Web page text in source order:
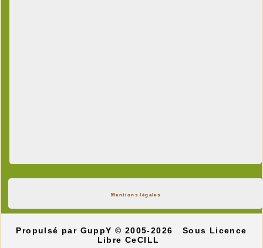
Mentions légales
Propulsé par GuppY© 2005-2026
Sous Licence
Libre CeCILL